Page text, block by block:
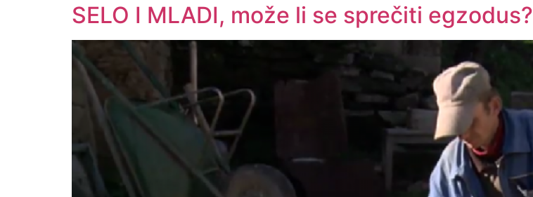
SELO I MLADI, može li se sprečiti egzodus?